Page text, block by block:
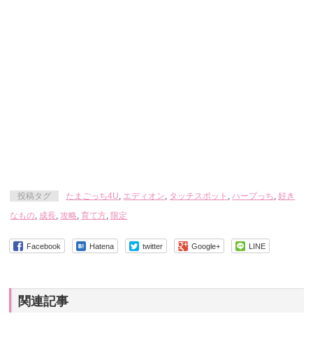
投稿タグ たまごっち4U, エディオン, タッチスポット ,ハープっち,好き
なもの, 成長,攻略,育て方, 限定
Facebook Hatena twitter Google+ LINE
関連記事